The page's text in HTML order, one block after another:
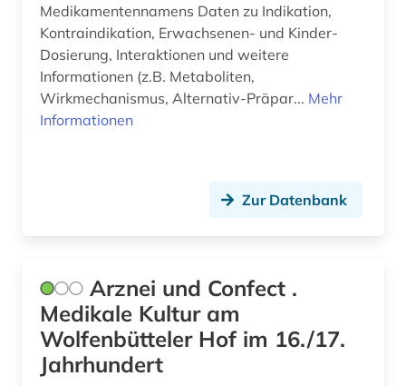
evaluation (2)
evidenz-basierte medizin (5)
farnpflanze (1)
freie plattform (1)
förderpreis für deutsche wissenschaftler im g.
w. leibniz-programm (1)
galenik (2)
Medikamentennamens Daten zu Indikation,
Kontraindikation, Erwachsenen- und Kinder-
Dosierung, Interaktionen und weitere
Informationen (z.B. Metaboliten,
Wirkmechanismus, Alternativ-Präpar... Mehr
Informationen
Zur Datenbank
Arznei und Confect .
Medikale Kultur am
Wolfenbütteler Hof im 16./17.
Jahrhundert